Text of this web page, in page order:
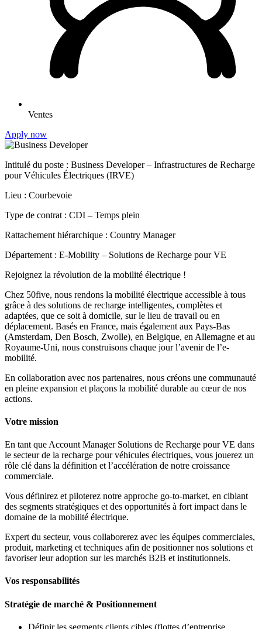
Ventes
Apply now
Intitulé du poste : Business Developer – Infrastructures de Recharge
pour Véhicules Électriques (IRVE)
Lieu : Courbevoie
Type de contrat : CDI – Temps plein
Rattachement hiérarchique : Country Manager
Département : E-Mobility – Solutions de Recharge pour VE
Rejoignez la révolution de la mobilité électrique !
Chez 50five, nous rendons la mobilité électrique accessible à tous
grâce à des solutions de recharge intelligentes, complètes et
adaptées, que ce soit à domicile, sur le lieu de travail ou en
déplacement. Basés en France, mais également aux Pays-Bas
(Amsterdam, Den Bosch, Zwolle), en Belgique, en Allemagne et au
Royaume-Uni, nous construisons chaque jour l’avenir de l’e-
mobilité.
En collaboration avec nos partenaires, nous créons une communauté
en pleine expansion et plaçons la mobilité durable au cœur de nos
actions.
Votre mission
En tant que Account Manager Solutions de Recharge pour VE dans
le secteur de la recharge pour véhicules électriques, vous jouerez un
rôle clé dans la définition et l’accélération de notre croissance
commerciale.
Vous définirez et piloterez notre approche go-to-market, en ciblant
des segments stratégiques et des opportunités à fort impact dans le
domaine de la mobilité électrique.
Expert du secteur, vous collaborerez avec les équipes commerciales,
produit, marketing et techniques afin de positionner nos solutions et
favoriser leur adoption sur les marchés B2B et institutionnels.
Vos responsabilités
Stratégie de marché & Positionnement
Définir les segments clients cibles (flottes d’entreprise,